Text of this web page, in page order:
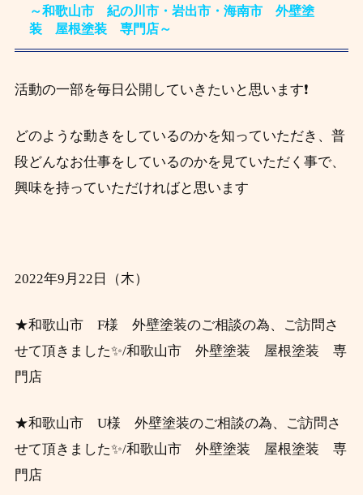
～和歌山市 紀の川市・岩出市・海南市 外壁塗
装 屋根塗装 専門店～
活動の一部を毎日公開していきたいと思います❗
どのような動きをしているのかを知っていただき、 普
段どんなお仕事をしているのかを見ていただく事で、
興味を持っていただければと思います
2022年9月22 日（木）
★和歌山市 F様 外壁塗装のご相談の為、ご訪問さ
せて頂きました✨/和歌山市 外壁塗装 屋根塗装 専
門店
★和歌山市 U様 外壁塗装のご相談の為、ご訪問さ
せて頂きました✨/和歌山市 外壁塗装 屋根塗装 専
門店